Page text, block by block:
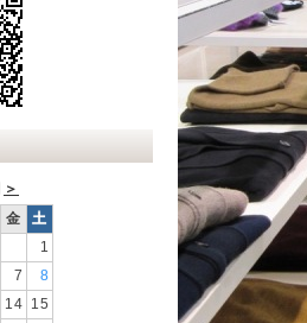
＞
金
土
1
7
8
14 15